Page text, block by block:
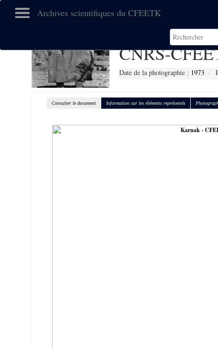
Archives scientifiques du CFEETK
CNRS-
Date de la photographie : 1973
Consulter le document Information sur les éléments représentés